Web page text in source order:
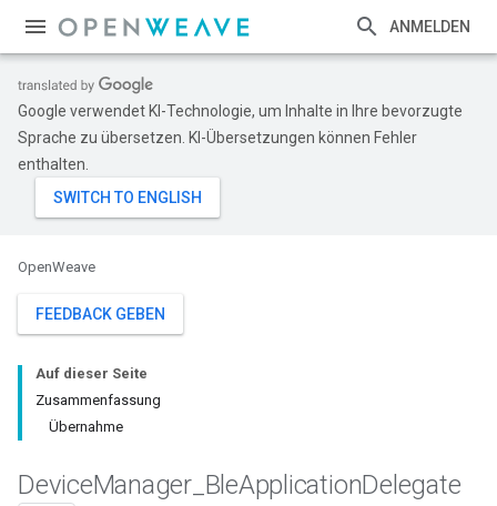
ANMELDEN
Google verwendet KI-Technologie, um Inhalte in Ihre bevorzugte
Sprache zu übersetzen. KI-Übersetzungen können Fehler
enthalten.
OpenWeave
FEEDBACK GEBEN
Auf dieser Seite
Zusammenfassung
Übernahme
DeviceManager_ BleApplicationDelegate